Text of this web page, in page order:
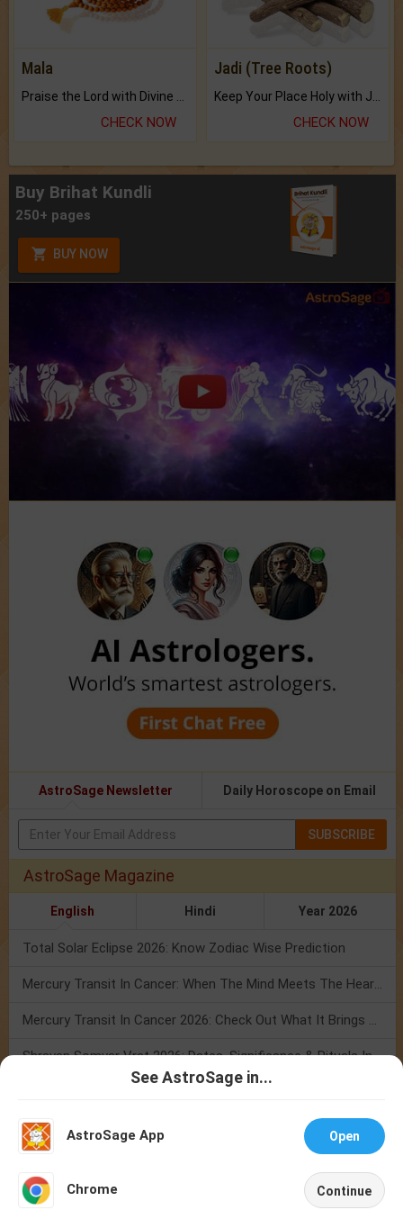
Mala
Praise the Lord with Divine Energies of Mala.
CHECK NOW
Jadi (Tree Roots)
Keep Your Place Holy with Jadi.
CHECK NOW
Buy Brihat Kundli
250+ pages
BUY NOW
AstroSage Newsletter Daily Horoscope on Email
SUBSCRIBE
AstroSage Magazine
English Hindi Year 2026
Total Solar Eclipse 2026: Know Zodiac Wise Prediction
Mercury Transit In Cancer: When The Mind Meets The Heart!
Mercury Transit In Cancer 2026: Check Out What It Brings For You
Shravan Somvar Vrat 2026: Dates, Significance & Rituals In August
Numerology Weekly Horoscope: 2 August To 8 August, 2026
Mars Transit In Gemini: Embrace The Period Full Of Energy & Intelligence
ചാറ്റ് ചെയ്യുക
See AstroSage in...
AstroSage App Open
Chrome
Continue
Home
Account